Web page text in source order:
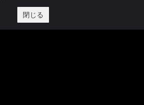
閉じる